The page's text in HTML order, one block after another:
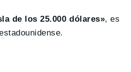
de los 25.000 dólares», es